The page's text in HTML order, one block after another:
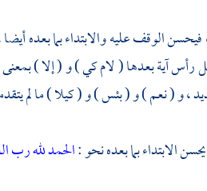
فيحسن الوقف عليه والابتداء بما بعده
رأس آية بعدها ( لام كي ) و ( إلا )
، و ( نعم ) و ( بئس ) و ( كيلا ) ما لم
الابتداء بما بعده نحو :الحمد لله رب